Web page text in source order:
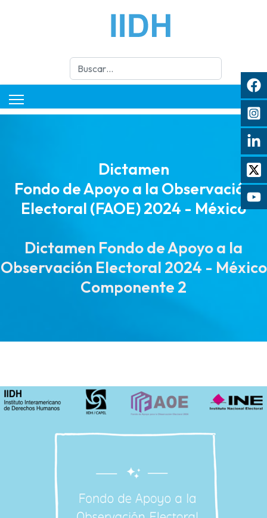
Buscar
Dictamen
Fondo de Apoyo a la Observación
Electoral (FAOE) 2024 - México
Dictamen Fondo de Apoyo a la
Observación Electoral 2024 - México
Componente 2